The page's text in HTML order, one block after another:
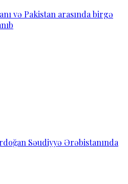
və Pakistan arasında birgə
Səudiyyə Ərəbistanında